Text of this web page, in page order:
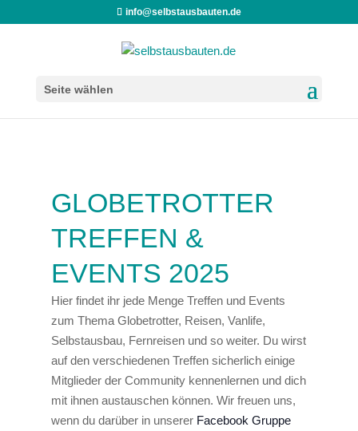
info@selbstausbauten.de
Seite wählen
GLOBETROTTER
TREFFEN &
EVENTS 2025
Hier findet ihr jede Menge Treffen und Events
zum Thema Globetrotter, Reisen, Vanlife,
Selbstausbau, Fernreisen und so weiter. Du wirst
auf den verschiedenen Treffen sicherlich einige
Mitglieder der Community kennenlernen und dich
mit ihnen austauschen können. Wir freuen uns,
wenn du darüber in unserer Facebook Gruppe